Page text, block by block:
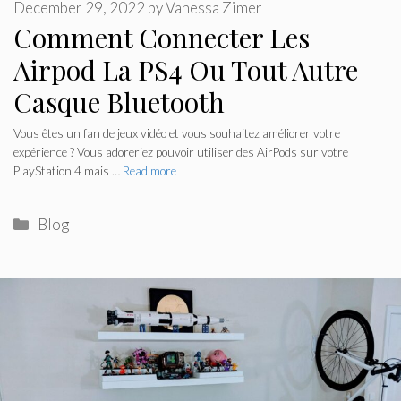
Comment Connecter Les
Airpod La PS4 Ou Tout Autre
Casque Bluetooth
December 29, 2022 byVanessa Zimer
Vous êtes un fan de jeux vidéo et vous souhaitez améliorer votre
expérience ? Vous adoreriez pouvoir utiliser des AirPods sur votre
PlayStation 4 mais … Read more
Categories
Blog